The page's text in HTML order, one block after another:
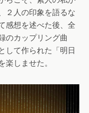
２人の印象を語るな
感想を述べた後、全
のカップリング曲
して作られた「明日
しませた。